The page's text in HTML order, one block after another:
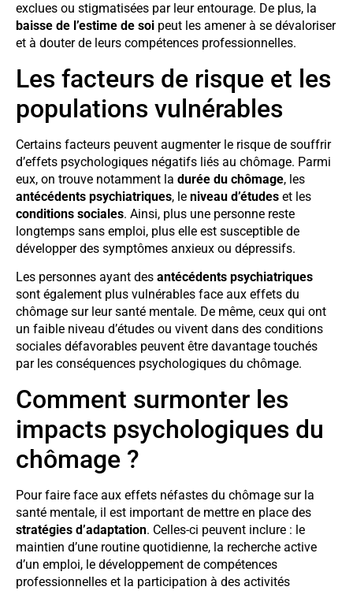
exclues ou stigmatisées par leur entourage. De plus, la
baisse de l’estime de soi peut les amener à se dévaloriser
et à douter de leurs compétences professionnelles.
Les facteurs de risque et les
populations vulnérables
Certains facteurs peuvent augmenter le risque de souffrir
d’effets psychologiques négatifs liés au chômage. Parmi
eux, on trouve notamment la durée du chômage, les
antécédents psychiatriques, le niveau d’études et les
conditions sociales. Ainsi, plus une personne reste
longtemps sans emploi, plus elle est susceptible de
développer des symptômes anxieux ou dépressifs.
Les personnes ayant des antécédents psychiatriques
sont également plus vulnérables face aux effets du
chômage sur leur santé mentale. De même, ceux qui ont
un faible niveau d’études ou vivent dans des conditions
sociales défavorables peuvent être davantage touchés
par les conséquences psychologiques du chômage.
Comment surmonter les
impacts psychologiques du
chômage ?
Pour faire face aux effets néfastes du chômage sur la
santé mentale, il est important de mettre en place des
stratégies d’adaptation. Celles-ci peuvent inclure : le
maintien d’une routine quotidienne, la recherche active
d’un emploi, le développement de compétences
professionnelles et la participation à des activités